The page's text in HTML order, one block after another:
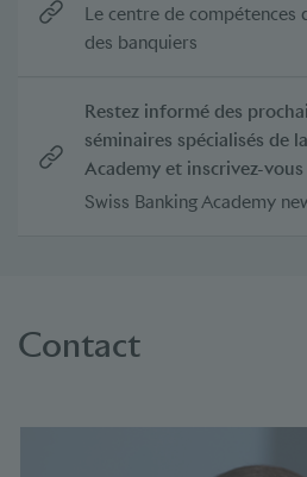
Le centre de compétences
des banquiers
Restez informé des
séminaires spécialisés de
Academy et inscrivez-
Swiss Banking Academy
Contact